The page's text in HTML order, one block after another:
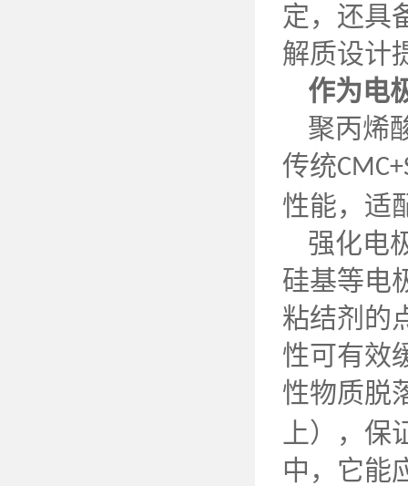
定，还具
解质设计
作为电
聚丙烯
传统
性能，适
强化电
硅基等电
粘结剂的
性可有效
性物质脱
上），
中，它能